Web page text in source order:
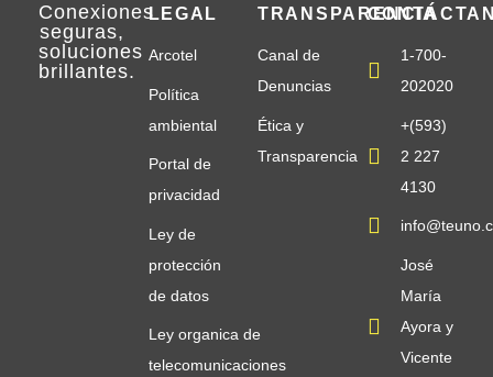
Conexiones
seguras,
soluciones
brillantes.
LEGAL
Arcotel
Política
ambiental
Portal de
privacidad
Ley de
protección
de datos
Ley organica de
telecomunicaciones
TRANSPARENCIA
Canal de
Denuncias
Ética y
Transparencia
1-700-
202020
+(593)
2 227
4130
José
María
Ayora y
Vicente